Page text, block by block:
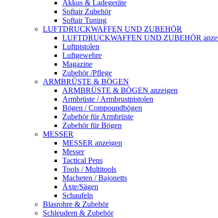
Akkus & Ladegeräte
Softair Zubehör
Softair Tuning
LUFTDRUCKWAFFEN UND ZUBEHÖR
LUFTDRUCKWAFFEN UND ZUBEHÖR
Luftpistolen
Luftgewehre
Magazine
Zubehör /Pflege
ARMBRÜSTE & BÖGEN
ARMBRÜSTE & BÖGEN anzeigen
Armbrüste / Armbrustpistolen
Bögen / Compoundbögen
Zubehör für Armbrüste
Zubehör für Bögen
MESSER
MESSER anzeigen
Messer
Tactical Pens
Tools / Multitools
Macheten / Bajonetts
Äxte/Sägen
Schaufeln
Blasrohre & Zubehör
Schleudern & Zubehör